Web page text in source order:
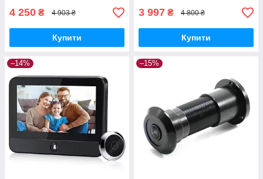
4 250 ₴ 4 903 ₴
Купити
3 997 ₴ 4 800 ₴
Купити
–14% –15%